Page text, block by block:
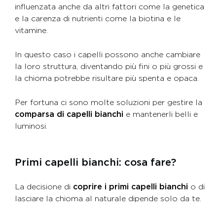
influenzata anche da altri fattori come la genetica
e la carenza di nutrienti come la biotina e le
vitamine.
In questo caso i capelli possono anche cambiare
la loro struttura, diventando più fini o più grossi e
la chioma potrebbe risultare più spenta e opaca.
Per fortuna ci sono molte soluzioni per gestire la
comparsa di capelli bianchi e mantenerli belli e
luminosi.
Primi capelli bianchi: cosa fare?
La decisione di coprire i primi capelli bianchi o di
lasciare la chioma al naturale dipende solo da te.